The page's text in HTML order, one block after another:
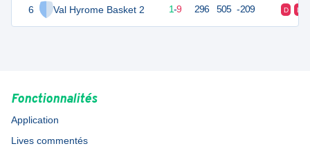
6 Val Hyrome Basket 2
11 10 1-9 296 505 -209 D D
Fonctionnalités
Application
Lives commentés